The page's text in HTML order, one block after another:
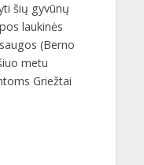
šių gyvūnų
laukinės
(Berno
metu
Griežtai